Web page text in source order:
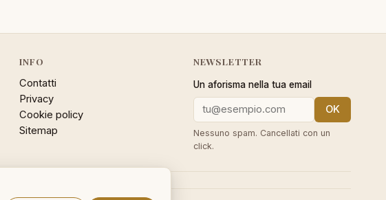
INFO
Contatti
Privacy
Cookie policy
Sitemap
NEWSLETTER
Un aforisma nella tua email
OK
Nessuno spam. Cancellati con un
click.